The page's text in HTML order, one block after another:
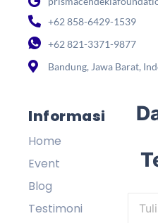
+62 858-6429-1539
+62 821-3371-9877
Bandung, Jawa Barat,
Informasi
Home
Event
Blog
Testimoni